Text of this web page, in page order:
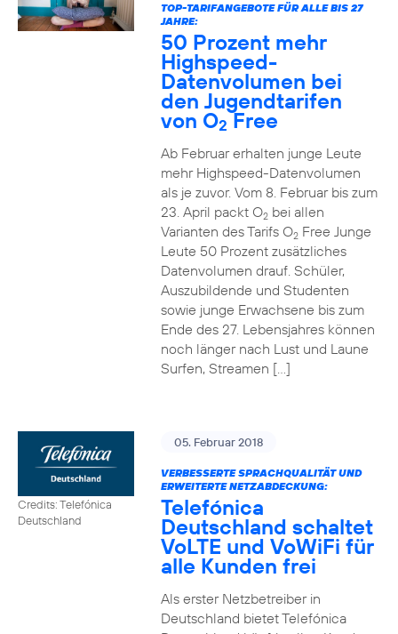
TOP-TARIFANGEBOTE FÜR ALLE BIS 27
JAHRE:
50 Prozent mehr
Highspeed-
Datenvolumen bei
den Jugendtarifen
von O2Free
Ab Februar erhalten junge Leute
mehr Highspeed-Datenvolumen
als je zuvor. Vom 8. Februar bis zum
23. April packt O2bei allen
Varianten des Tarifs O2Free Junge
Leute 50 Prozent zusätzliches
Datenvolumen drauf. Schüler,
Auszubildende und Studenten
sowie junge Erwachsene bis zum
Ende des 27. Lebensjahres können
noch länger nach Lust und Laune
Surfen, Streamen […]
Credits: Telefónica
Deutschland
05. Februar 2018
VERBESSERTE SPRACHQUALITÄT UND
ERWEITERTE NETZABDECKUNG:
Telefónica
Deutschland schaltet
VoLTE und VoWiFi für
alle Kunden frei
Als erster Netzbetreiber in
Deutschland bietet Telefónica